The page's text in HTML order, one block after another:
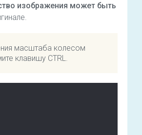
изображения может быть
масштаба колесом
клавишу CTRL.